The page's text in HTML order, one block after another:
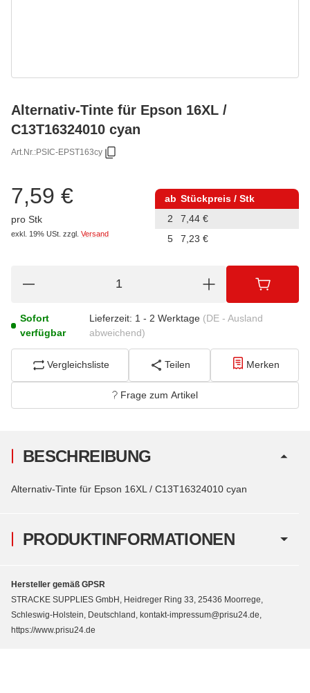
Alternativ-Tinte für Epson 16XL /
C13T16324010 cyan
Art.Nr.:PSIC-EPST163cy
7,59 €
pro Stk
exkl. 19% USt. zzgl. Versand
ab Stückpreis / Stk
2
7,44 €
5
7,23 €
Sofort
verfügbar
Lieferzeit: 1 - 2 Werktage (DE - Ausland
abweichend)
Vergleichsliste Teilen Merken
Frage zum Artikel
PRODUKTINFORMATIONEN
BESCHREIBUNG
Alternativ-Tinte für Epson 16XL / C13T16324010 cyan
Hersteller gemäß GPSR
STRACKE SUPPLIES GmbH, Heidreger Ring 33, 25436 Moorrege,
Schleswig-Holstein, Deutschland, kontakt-impressum@prisu24.de,
https://www.prisu24.de